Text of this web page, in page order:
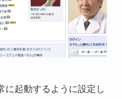
に起動するように設定し